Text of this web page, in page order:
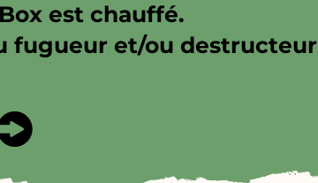
est chauffé.
fugueur et/ou destructeur